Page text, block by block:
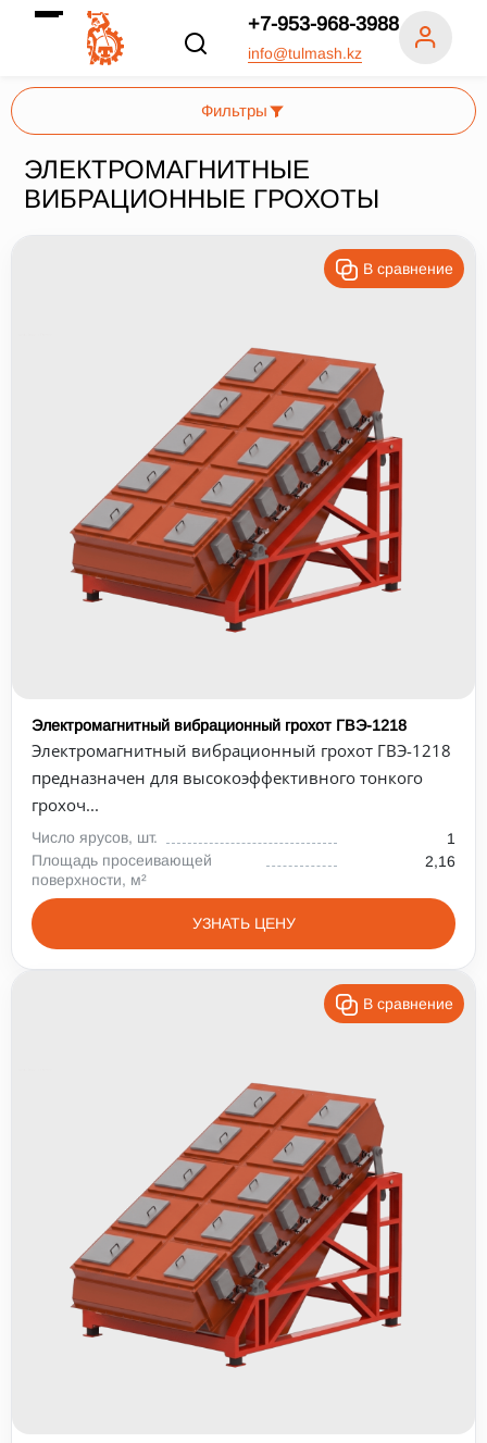
+7-953-968-3988
info@tulmash.kz
Фильтры
Число ярусов, шт.
ЭЛЕКТРОМАГНИТНЫЕ
ВИБРАЦИОННЫЕ ГРОХОТЫ
В сравнение
Электромагнитный вибрационный грохот ГВЭ-1218
Электромагнитный вибрационный грохот ГВЭ-1218
предназначен для высокоэффективного тонкого
грохоч...
Число ярусов, шт.
1
Площадь просеивающей
поверхности, м²
2,16
УЗНАТЬ ЦЕНУ
В сравнение